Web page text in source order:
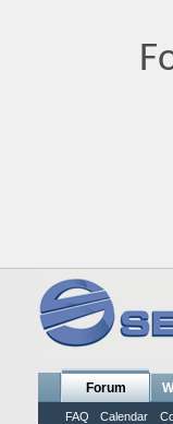
Forum
FAQ Calendar